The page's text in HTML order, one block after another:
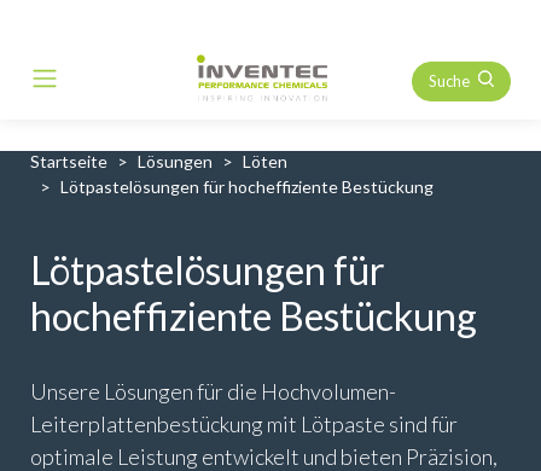
Main Navigation Suche
Startseite Lösungen
Löten
Lötpastelösungen für hocheffiziente Bestückung
Lötpastelösungen für
hocheffiziente Bestückung
Unsere Lösungen für die Hochvolumen-
Leiterplattenbestückung mit Lötpaste sind für
optimale Leistung entwickelt und bieten Präzision,